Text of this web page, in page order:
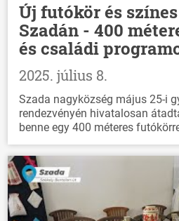
Új futókör és
Szadán - 400
és családi
2025. július 8.
Szada nagyközség május 25-i
rendezvényén hivatalosan
benne egy 400 méteres